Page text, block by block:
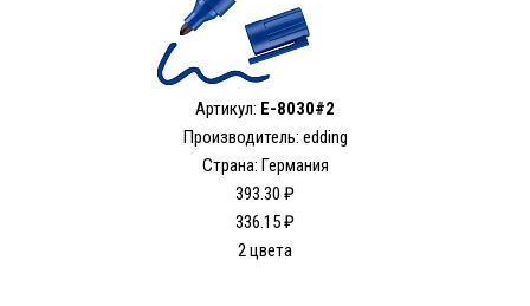
Артикул: E-8030#2
Производитель: edding
Страна: Германия
393.30 ₽
336.15 ₽
2 цвета